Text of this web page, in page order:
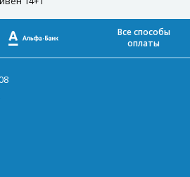
Все способы
оплаты